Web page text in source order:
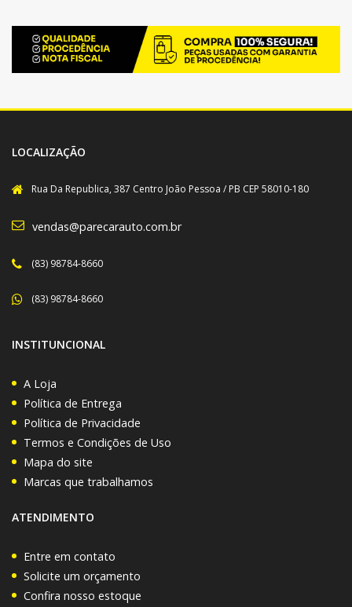
LOCALIZAÇÃO
Rua Da Republica, 387 Centro João Pessoa / PB CEP 58010-180
vendas@parecarauto.com.br
(83) 98784-8660
(83) 98784-8660
INSTITUNCIONAL
A Loja
Política de Entrega
Política de Privacidade
Termos e Condições de Uso
Mapa do site
Marcas que trabalhamos
ATENDIMENTO
Entre em contato
Solicite um orçamento
Confira nosso estoque